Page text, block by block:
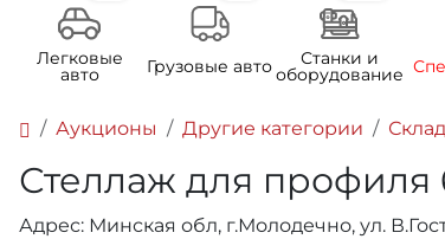
Легковые
авто Грузовые авто Станки и
оборудование
Аукционы Другие категории
Стеллаж для профиля
Адрес: Минская обл, г.Молодечно, ул.